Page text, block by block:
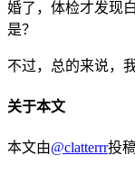
婚了，体检才发现
是？
不过，总的来说，
关于本文
本文由@clatterrr投